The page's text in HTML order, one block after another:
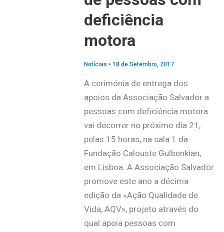
deficiência
motora
Notícias • 18 de Setembro, 2017
A cerimónia de entrega dos
apoios da Associação Salvador a
pessoas com deficiência motora
vai decorrer no próximo dia 21,
pelas 15 horas, na sala 1 da
Fundação Calouste Gulbenkian,
em Lisboa. A Associação Salvador
promove este ano a décima
edição da «Ação Qualidade de
Vida, AQV», projeto através do
qual apoia pessoas com